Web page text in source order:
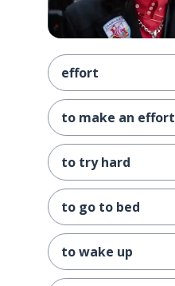
effort
to make an effort
to try hard
to go to bed
to wake up